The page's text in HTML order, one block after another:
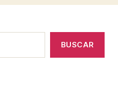
BUSCAR